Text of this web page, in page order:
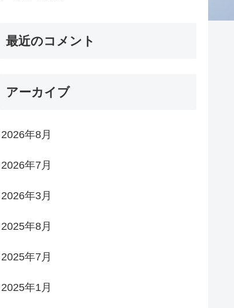
最近のコメント
アーカイブ
2026年8月
2026年7月
2026年3月
2025年8月
2025年7月
2025年1月